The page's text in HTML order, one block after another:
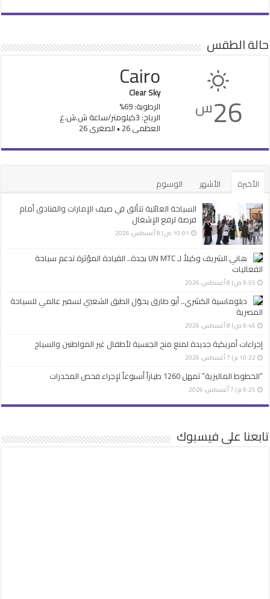
حالة الطقس
26س
Cairo
Clear Sky
الرطوبة: 69%
الرياح: 3كيلومتر/ساعة ش.ش.غ
العظمى 26 • الصغرى 26
الأخيرة الأشهر
الوسوم
السياحة العائلية تتألق في صيف الإمارات والفنادق أمام
فرصة لرفع الإشغال
10:01 ص | 8 أغسطس، 2026
هاني الشريف وكيلاً لـ UN MTC بجدة.. القيادة المؤثرة تدعم سياحة
الفعاليات
9:55 ص | 8 أغسطس، 2026
دبلوماسية الكشري.. أبو طارق يحوّل الطبق الشعبي لسفير عالمي للسياحة
المصرية
9:45 ص | 8 أغسطس، 2026
إجراءات أمريكية جديدة لمنع منح الجنسية لأطفال غير المواطنين والسياح
10:22 م | 7 أغسطس، 2026
“الخطوط الماليزية” تمهل 1260 طياراً أسبوعاً لإجراء فحص المخدرات
9:25 م | 7 أغسطس، 2026
تابعنا على فيسبوك